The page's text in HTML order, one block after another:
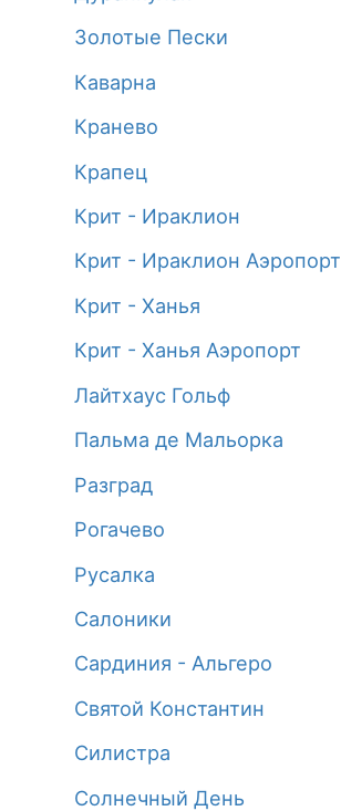
Золотые Пески
Каварна
Кранево
Крапец
Крит - Ираклион
Крит - Ираклион Аэропорт
Крит - Ханья
Крит - Ханья Аэропорт
Лайтхаус Гольф
Пальма де Мальорка
Разград
Рогачево
Русалка
Салоники
Сардиния - Альгеро
Святой Константин
Силистра
Солнечный День